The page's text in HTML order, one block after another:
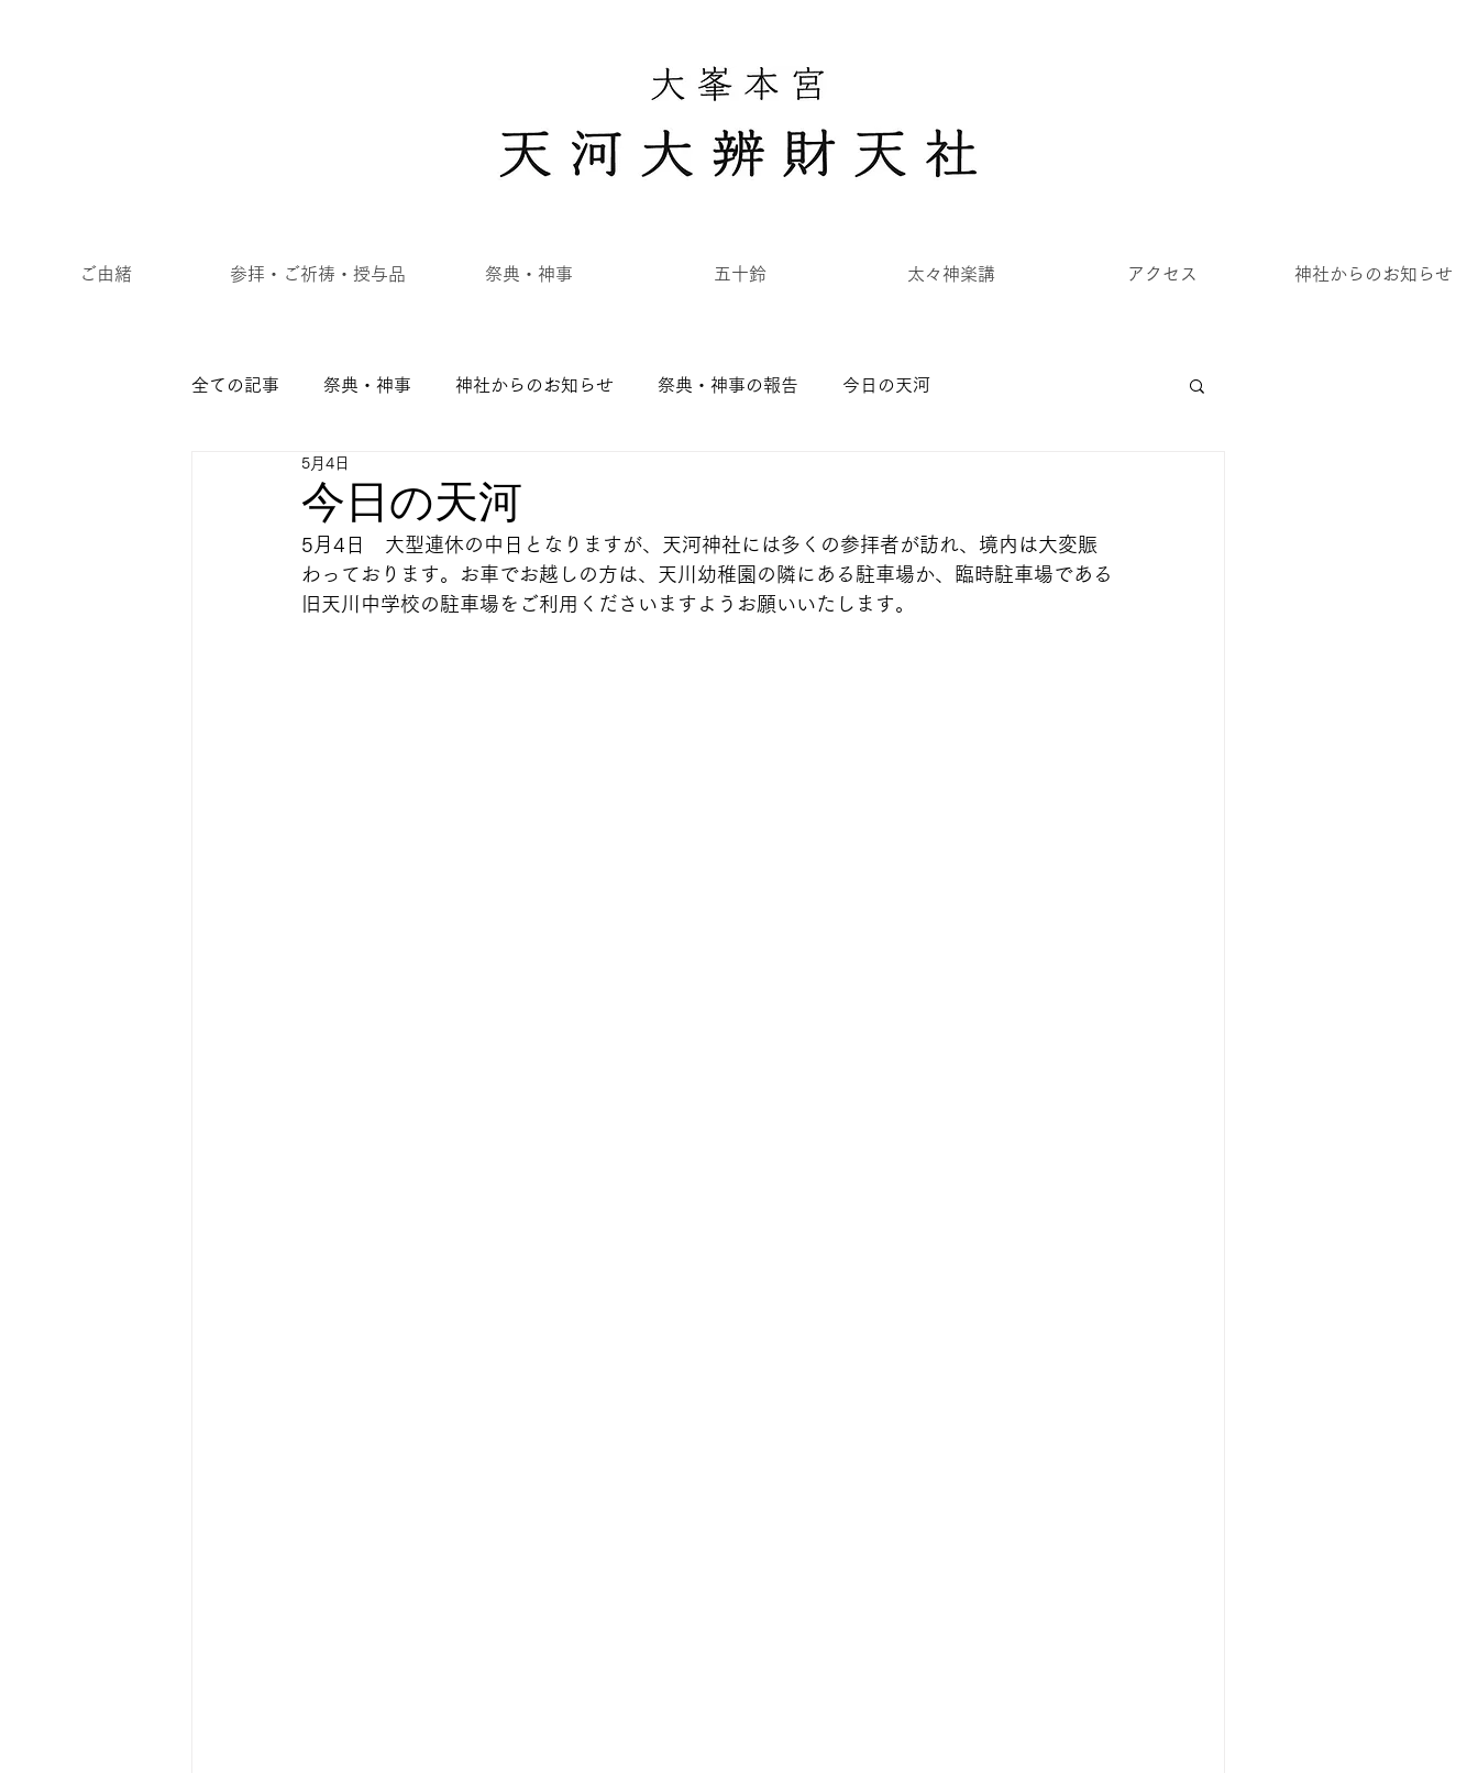
ご由緒 参拝・ご祈祷・授与品 祭典・神事 五十鈴 太々神楽講 アクセス 神社からのお知らせ
全ての記事 祭典・神事 神社からのお知らせ 祭典・神事の報告 今日の天河
今日の天河
5月4日
5月4日　大型連休の中日となりますが、天河神社には多くの参拝者が訪れ、境内は大変賑
わっております。お車でお越しの方は、天川幼稚園の隣にある駐車場か、臨時駐車場である
旧天川中学校の駐車場をご利用くださいますようお願いいたします。